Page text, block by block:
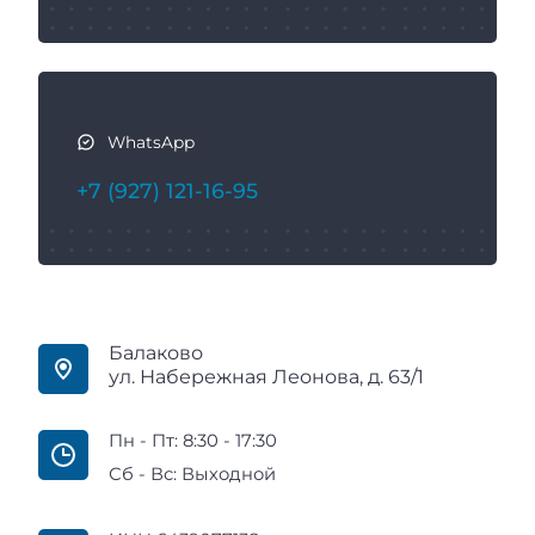
WhatsApp
+7 (927) 121-16-95
Балаково
ул. Набережная Леонова, д. 63/1
Пн - Пт: 8:30 - 17:30
Сб - Вс: Выходной